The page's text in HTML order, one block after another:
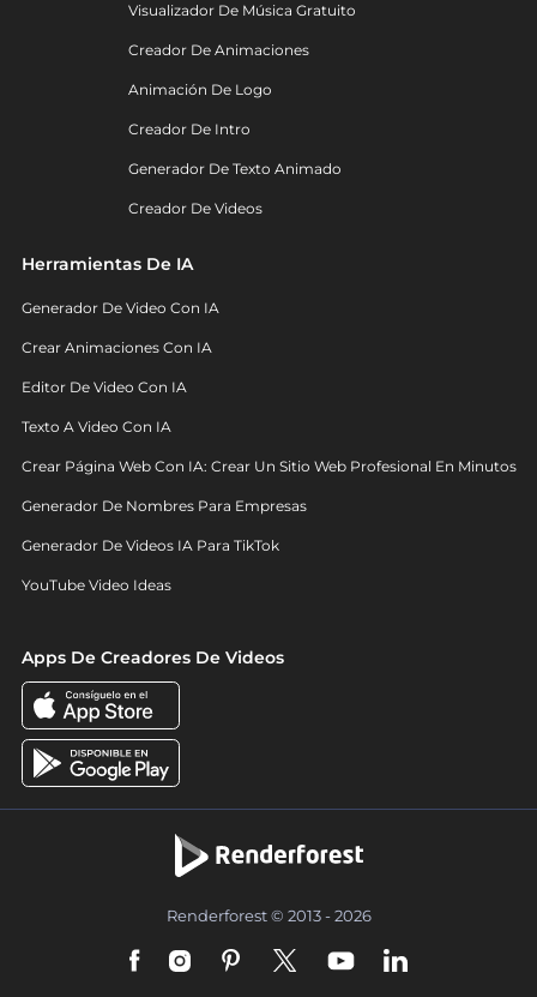
Visualizador De Música Gratuito
Creador De Animaciones
Animación De Logo
Creador De Intro
Generador De Texto Animado
Creador De Videos
Herramientas De IA
Generador De Video Con IA
Crear Animaciones Con IA
Editor De Video Con IA
Texto A Video Con IA
Crear Página Web Con IA: Crear Un Sitio Web Profesional En Minutos
Generador De Nombres Para Empresas
Generador De Videos IA Para TikTok
YouTube Video Ideas
Apps De Creadores De Videos
Renderforest © 2013 - 2026